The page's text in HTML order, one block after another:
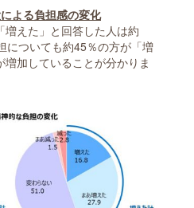
よる負担感の変化
えた」と回答した人は約
についても約45％の方が「増
加していることが分かりま